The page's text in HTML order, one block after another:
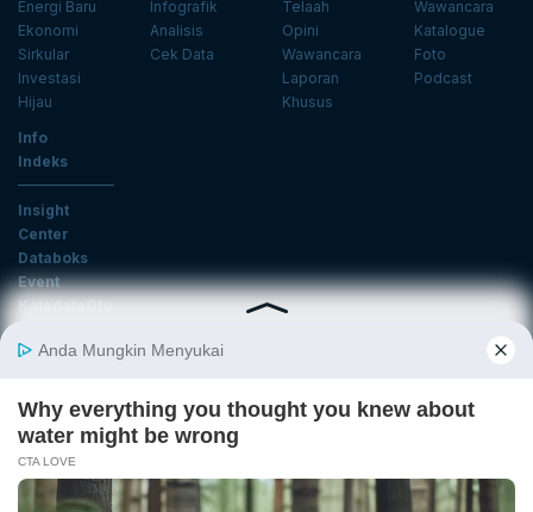
Energi Baru
Ekonomi
Sirkular
Investasi
Hijau
Infografik
Analisis
Cek Data
Telaah
Opini
Wawancara
Laporan
Khusus
Wawancara
Katalogue
Foto
Podcast
Info
Indeks
Insight
Center
Databoks
Event
KatadataOto
Email
Daftar